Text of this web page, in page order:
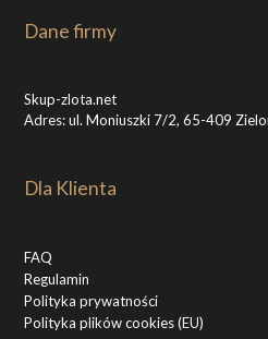
Dane firmy
Skup-zlota.net
Adres: ul. Moniuszki 7/2, 65-409
Dla Klienta
FAQ
Regulamin
Polityka prywatności
Polityka plików cookies (EU)